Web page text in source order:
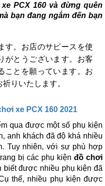
PCX 160 và đừng quên
bạn đang ngắm đến bạn
す。お店のサビースを使
がとうございます。お客
ことを願っています。お
りいたします。
xe PCX 160 2021
qua được một số phụ kiện
anh khách đã độ khá nhiều
Tuy nhiên, với sự phù hợp
bị các phụ kiện đồ chơi
biết được nhiều phụ kiện đã
thể, nhiều phụ kiện được